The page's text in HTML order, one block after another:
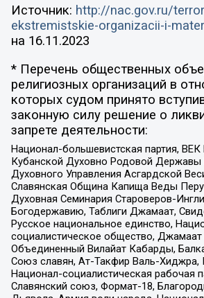
Источник: http://nac.gov.ru/
ekstremistskie-organizacii-i-
на 16.11.2023
* Перечень общественных
религиозных организаций в
которых судом принято
законную силу решение о
запрете деятельности:
Национал-большевистская партия,
Кубанской Духовно Родовой
Духовного Управления Асгардской
Славянская Община Капища Веды
Духовная Семинария Староверов-
Богодержавию, Таблиги Джамаат,
Русское национальное единство,
социалистическое общество, Джамаат
Объединенный Вилайат Кабарды,
Союз славян, Ат-Такфир Валь-Хиджра,
Национал-социалистическая рабочая
Славянский союз, Формат-18,